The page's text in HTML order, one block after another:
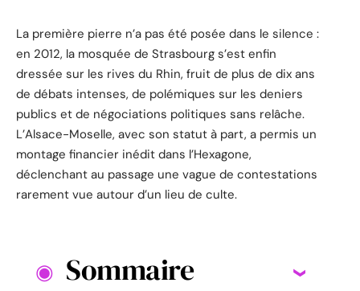
La première pierre n’a pas été posée dans le silence :
en 2012, la mosquée de Strasbourg s’est enfin
dressée sur les rives du Rhin, fruit de plus de dix ans
de débats intenses, de polémiques sur les deniers
publics et de négociations politiques sans relâche.
L’Alsace-Moselle, avec son statut à part, a permis un
montage financier inédit dans l’Hexagone,
déclenchant au passage une vague de contestations
rarement vue autour d’un lieu de culte.
Sommaire